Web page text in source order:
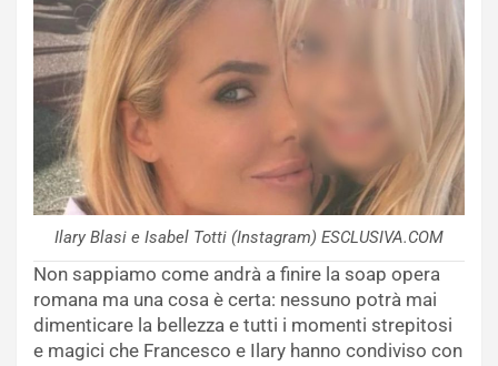
Ilary Blasi e Isabel Totti (Instagram) ESCLUSIVA.COM
Non sappiamo come andrà a finire la soap opera
romana ma una cosa è certa: nessuno potrà mai
dimenticare la bellezza e tutti i momenti strepitosi
e magici che Francesco e Ilary hanno condiviso con